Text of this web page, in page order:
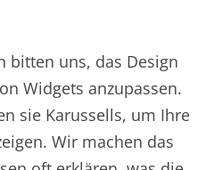
bitten uns, das Design
Widgets anzupassen.
sie Karussells, um Ihre
Wir machen das